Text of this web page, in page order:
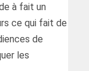
à fait un
ce qui fait de
de
les